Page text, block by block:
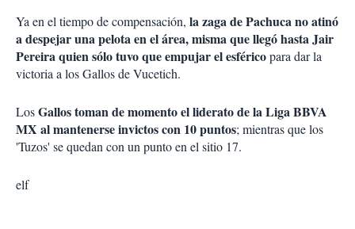
Ya en el tiempo de compensación, la zaga de Pachuca no atinó
a despejar una pelota en el área, misma que llegó hasta Jair
Pereira quien sólo tuvo que empujar el esféricopara dar la
victoria a los Gallos de Vucetich.
LosGallos toman de momento el liderato de la Liga BBVA
MX al mantenerse invictos con 10 puntos; mientras que los
'Tuzos' se quedan con un punto en el sitio 17.
elf